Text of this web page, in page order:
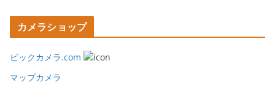
カメラショップ
ビックカメラ.com
マップカメラ